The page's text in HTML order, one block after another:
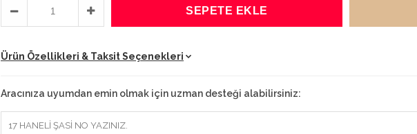
Ürün Özellikleri & Taksit Seçenekleri
Aracınıza uyumdan emin olmak için uzman desteği alabilirsiniz: